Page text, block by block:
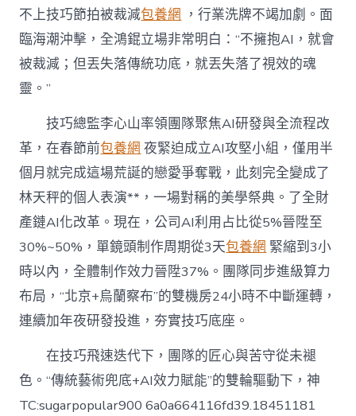
不上技巧節拍被裁減包養網 ，行業洗牌不竭加劇。面
臨海潮沖擊，全鴻錕立場非常明白：“不擁抱AI，就會
被裁減；但丟失落傳統功底，就丟失落了視效的魂
靈。”
技巧總監李心山率領團隊聚焦AI研發與全流程改
革，在春節前包養網 夜緊迫成立AI攻堅小組，僅用半
個月就完成這場荒誕的戀愛爭奪戰，此刻完全變成了
林天秤的個人表演**，一場對稱的美學祭典。了全財
產鏈AI化改革。現在，公司AI利用占比從5%晉陞至
30%~50%，單鏡頭制作周期從3天包養網 緊縮到3小
時以內，全體制作效力晉陞37%。團隊同步進級算力
布局，“北京+烏蘭察布”的雙機房24小時不中斷運轉，
連續加年夜研發投進，夯實技巧底座。
在技巧飛速迭代下，團隊的匠心與苦守從未褪
色。“傳統藝術兜底+AI效力賦能”的雙輪驅動下，神
TC:sugarpopular900 6a0a664116fd39.18451181